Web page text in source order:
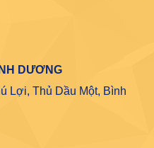
DƯƠNG
Lợi, Thủ Dầu Một, Bình